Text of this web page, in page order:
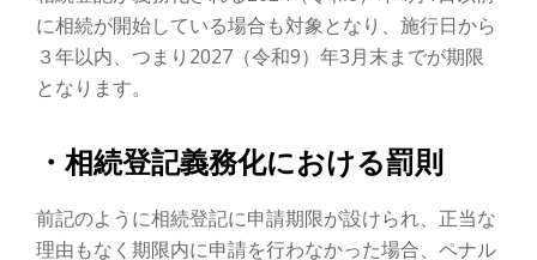
に相続が開始している場合も対象となり、施行日から
３年以内、つまり2027（令和9）年3月末までが期限
となります。
・相続登記義務化における罰則
前記のように相続登記に申請期限が設けられ、正当な
理由もなく期限内に申請を行わなかった場合、ペナル